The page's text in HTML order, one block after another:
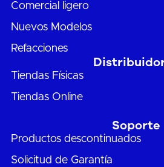
Comercial ligero
Nuevos Modelos
Refacciones
Tiendas Físicas
Tiendas Online
Soporte
Productos descontinuados
Solicitud de Garantía